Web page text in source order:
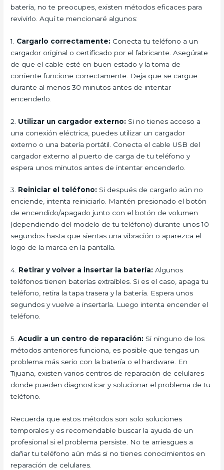
batería, no te preocupes, existen métodos eficaces para
revivirlo. Aquí te mencionaré algunos:
1. Cargarlo correctamente: Conecta tu teléfono a un
cargador original o certificado por el fabricante. Asegúrate
de que el cable esté en buen estado y la toma de
corriente funcione correctamente. Deja que se cargue
durante al menos 30 minutos antes de intentar
encenderlo.
2. Utilizar un cargador externo: Si no tienes acceso a
una conexión eléctrica, puedes utilizar un cargador
externo o una batería portátil. Conecta el cable USB del
cargador externo al puerto de carga de tu teléfono y
espera unos minutos antes de intentar encenderlo.
3. Reiniciar el teléfono: Si después de cargarlo aún no
enciende, intenta reiniciarlo. Mantén presionado el botón
de encendido/apagado junto con el botón de volumen
(dependiendo del modelo de tu teléfono) durante unos 10
segundos hasta que sientas una vibración o aparezca el
logo de la marca en la pantalla.
4. Retirar y volver a insertar la batería: Algunos
teléfonos tienen baterías extraíbles. Si es el caso, apaga tu
teléfono, retira la tapa trasera y la batería. Espera unos
segundos y vuelve a insertarla. Luego intenta encender el
teléfono.
5.Acudir a un centro de reparación: Si ninguno de los
métodos anteriores funciona, es posible que tengas un
problema más serio con la batería o el hardware. En
Tijuana, existen varios centros de reparación de celulares
donde pueden diagnosticar y solucionar el problema de tu
teléfono.
Recuerda que estos métodos son solo soluciones
temporales y es recomendable buscar la ayuda de un
profesional si el problema persiste. No te arriesgues a
dañar tu teléfono aún más si no tienes conocimientos en
reparación de celulares.